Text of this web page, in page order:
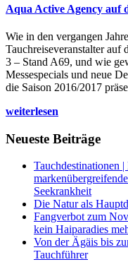
Aqua Active Agency auf
Wie in den vergangen
Tauchreiseveranstalter auf
3 – Stand A69, und wie
Messespecials und neue
die Saison 2016/2017
weiterlesen
Neueste Beiträge
Tauchdestinationen
Seekrankheit
Die Natur als
Fangverbot zum
kein Haiparadies
Von der Ägäis bis
Tauchführer